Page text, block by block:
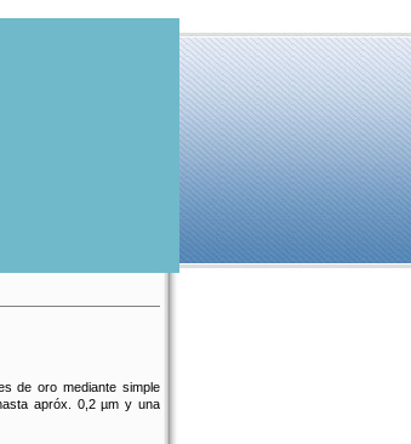
de oro mediante simple
apróx. 0,2 µm y una